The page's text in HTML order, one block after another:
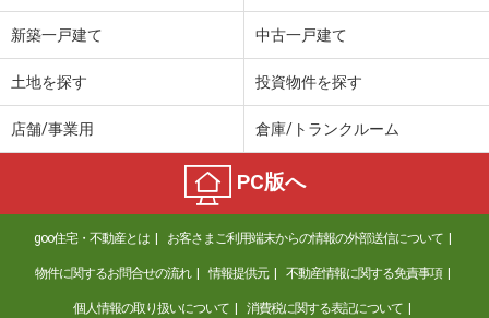
6.50万円
熊本県阿蘇市三久保
6.30万円
住 所
熊本県阿蘇市三久保
専有面積 69m²
間取り
3LDK
熊本県熊本市北区楠４丁目
新築一戸建て 中古一戸建て
土地を探す 投資物件を探す
店舗/事業用 倉庫/トランクルーム
PC版へ
goo住宅・不動産とは お客さまご利用端末からの情報の外部送信について
物件に関するお問合せの流れ 情報提供元 不動産情報に関する免責事項
個人情報の取り扱いについて 消費税に関する表記について